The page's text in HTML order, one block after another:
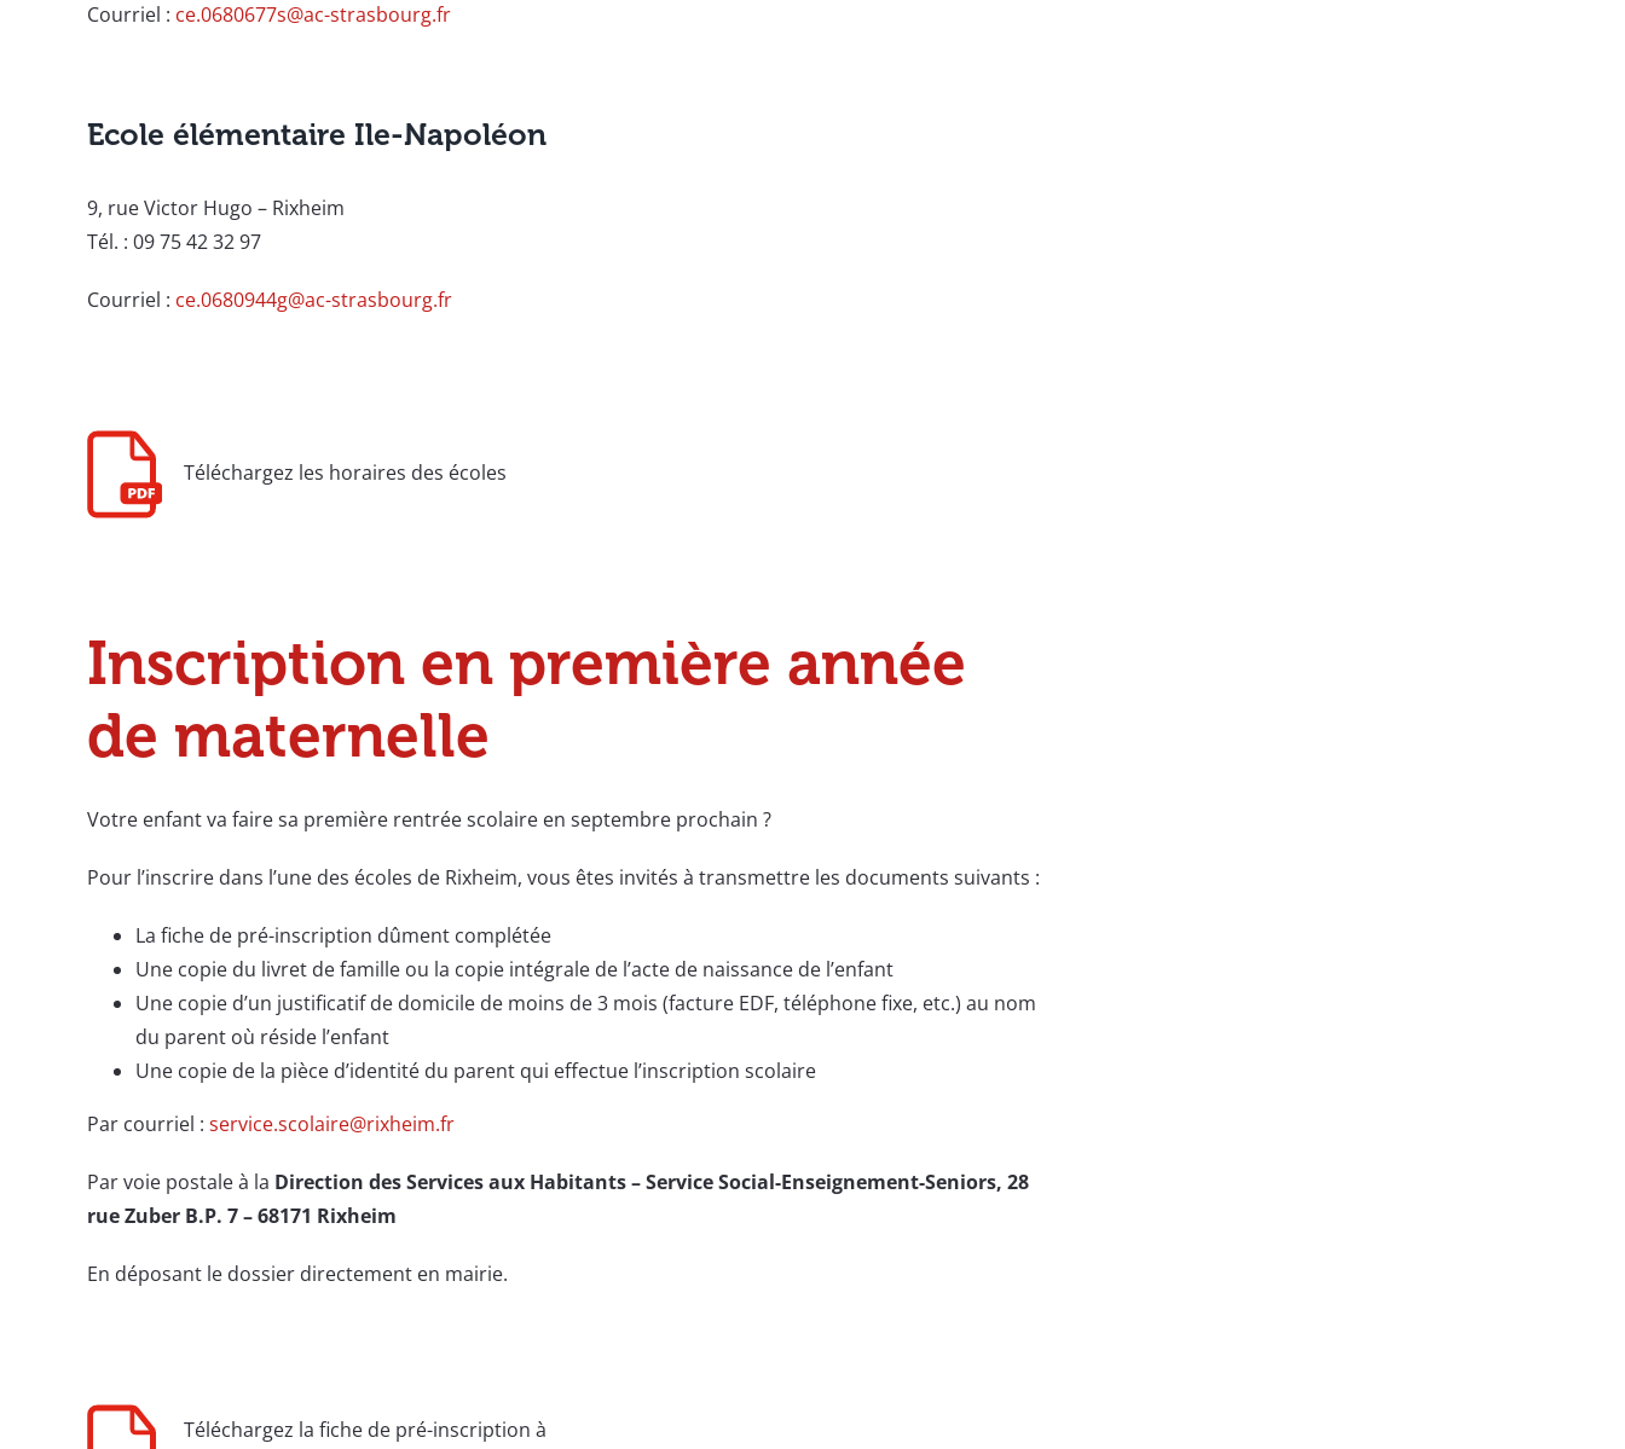
Courriel : ce.0680677s@ac-strasbourg.fr
Ecole élémentaire Ile-Napoléon
9, rue Victor Hugo – Rixheim
Tél. : 09 75 42 32 97
Courriel : ce.0680944g@ac-strasbourg.fr
Téléchargez les horaires des écoles
Inscription en première année
de maternelle
Votre enfant va faire sa première rentrée scolaire en septembre prochain ?
Pour l’inscrire dans l’une des écoles de Rixheim, vous êtes invités à transmettre les documents suivants :
La fiche de pré-inscription dûment complétée
Une copie du livret de famille ou la copie intégrale de l’acte de naissance de l’enfant
Une copie d’un justificatif de domicile de moins de 3 mois (facture EDF, téléphone fixe, etc.) au nom
du parent où réside l’enfant
Une copie de la pièce d’identité du parent qui effectue l’inscription scolaire
Par courriel : service.scolaire@rixheim.fr
Par voie postale à la Direction des Services aux Habitants – Service Social-Enseignement-Seniors, 28
rue Zuber B.P. 7 – 68171 Rixheim
En déposant le dossier directement en mairie.
Téléchargez la fiche de pré-inscription à